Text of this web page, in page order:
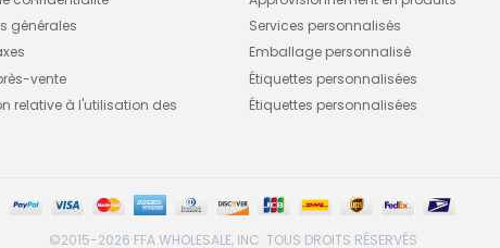
générales
vente
relative à l'utilisation des
Services personnalisés
Emballage personnalisé
Étiquettes personnalisées
Étiquettes personnalisées
©2015-2026 FFA WHOLESALE, INC. TOUS DROITS RÉSERVÉS